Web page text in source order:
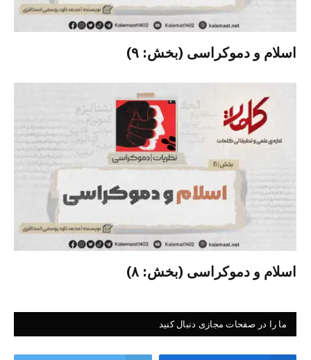
اسلام و دموکراسی (بخش: ۹)
اسلام و دموکراسی (بخش: ۸)
ما را در صفحات مجازی دنبال کنید